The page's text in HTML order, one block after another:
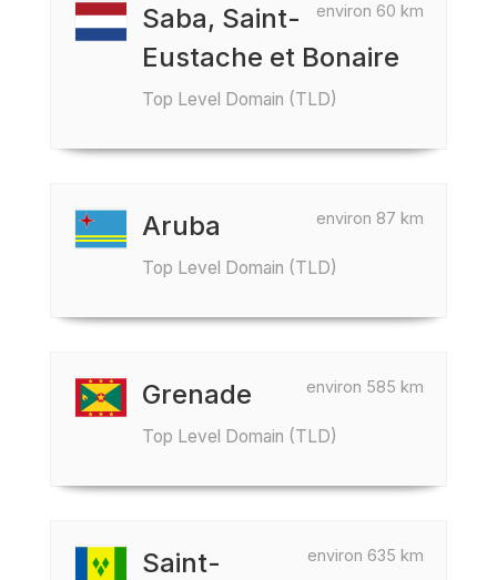
environ 60 km
Saba, Saint-
Eustache et Bonaire
Top Level Domain (TLD)
environ 87 km
Aruba
Top Level Domain (TLD)
environ 585 km
Grenade
Top Level Domain (TLD)
environ 635 km
Saint-